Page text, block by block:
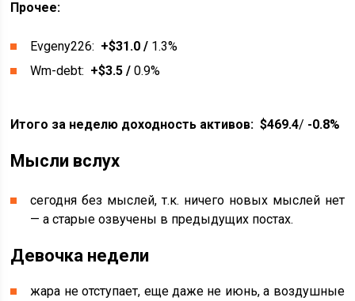
Прочее:
Evgeny226: +$31.0 / 1.3%
Wm-debt: +$3.5 / 0.9%
Итого за неделю доходность активов: $469.4/ -0.8%
Мысли вслух
сегодня без мыслей, т.к. ничего новых мыслей нет
— а старые озвучены в предыдущих постах.
Девочка недели
жара не отступает, еще даже не июнь, а воздушные